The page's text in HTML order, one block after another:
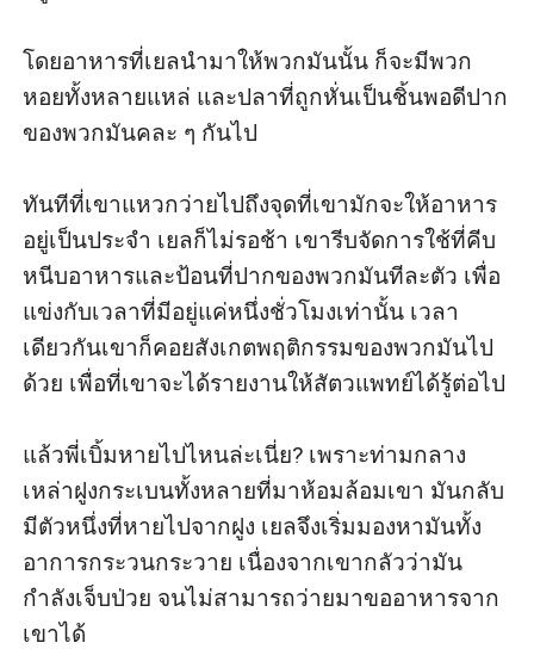
โดยอาหารที่เยลนำมาให้พวกมันนั้น ก็จะมีพวก
หอยทั้งหลายแหล่ และปลาที่ถูกหั่นเป็นชิ้นพอดีปาก
ของพวกมันคละ ๆ กันไป
ทันทีที่เขาแหวกว่ายไปถึงจุดที่เขามักจะให้อาหาร
อยู่เป็นประจำ เยลก็ไม่รอช้า เขารีบจัดการใช้ที่คีบ
หนีบอาหารและป้อนที่ปากของพวกมันทีละตัว เพื่อ
แข่งกับเวลาที่มีอยู่แค่หนึ่งชั่วโมงเท่านั้น เวลา
เดียวกันเขาก็คอยสังเกตพฤติกรรมของพวกมันไป
ด้วย เพื่อที่เขาจะได้รายงานให้สัตวแพทย์ได้รู้ต่อไป
แล้วพี่เบิ้มหายไปไหนล่ะเนี่ย? เพราะท่ามกลาง
เหล่าฝูงกระเบนทั้งหลายที่มาห้อมล้อมเขา มันกลับ
มีตัวหนึ่งที่หายไปจากฝูง เยลจึงเริ่มมองหามันทั้ง
อาการกระวนกระวาย เนื่องจากเขากลัวว่ามัน
กำลังเจ็บป่วย จนไม่สามารถว่ายมาขออาหารจาก
เขาได้